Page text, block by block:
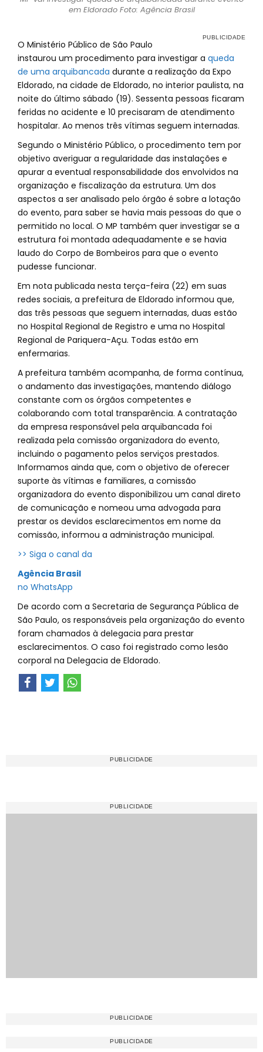
em Eldorado Foto: Agência Brasil
O Ministério Público de São Paulo
instaurou um procedimento para investigar a queda
de uma arquibancada durante a realização da Expo
Eldorado, na cidade de Eldorado, no interior paulista, na
noite do último sábado (19). Sessenta pessoas ficaram
feridas no acidente e 10 precisaram de atendimento
hospitalar. Ao menos três vítimas seguem internadas.
Segundo o Ministério Público, o procedimento tem por
objetivo averiguar a regularidade das instalações e
apurar a eventual responsabilidade dos envolvidos na
organização e fiscalização da estrutura. Um dos
aspectos a ser analisado pelo órgão é sobre a lotação
do evento, para saber se havia mais pessoas do que o
permitido no local. O MP também quer investigar se a
estrutura foi montada adequadamente e se havia
laudo do Corpo de Bombeiros para que o evento
pudesse funcionar.
Em nota publicada nesta terça-feira (22) em suas
redes sociais, a prefeitura de Eldorado informou que,
das três pessoas que seguem internadas, duas estão
no Hospital Regional de Registro e uma no Hospital
Regional de Pariquera-Açu. Todas estão em
enfermarias.
A prefeitura também acompanha, de forma contínua,
o andamento das investigações, mantendo diálogo
constante com os órgãos competentes e
colaborando com total transparência. A contratação
da empresa responsável pela arquibancada foi
realizada pela comissão organizadora do evento,
incluindo o pagamento pelos serviços prestados.
Informamos ainda que, com o objetivo de oferecer
suporte às vítimas e familiares, a comissão
organizadora do evento disponibilizou um canal direto
de comunicação e nomeou uma advogada para
prestar os devidos esclarecimentos em nome da
comissão, informou a administração municipal.
>> Siga o canal da
Agência Brasil
no WhatsApp
De acordo com a Secretaria de Segurança Pública de
São Paulo, os responsáveis pela organização do evento
foram chamados à delegacia para prestar
esclarecimentos. O caso foi registrado como lesão
corporal na Delegacia de Eldorado.